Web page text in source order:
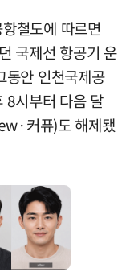
철도에 따르면
국제선 항공기 운
동안 인천국제공
8시부터 다음 달
커퓨)도 해제됐